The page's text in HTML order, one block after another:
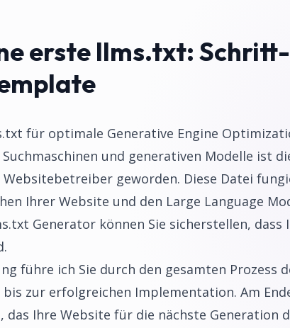
erste llms.txt:
für optimale Generative Engine
und generativen Modelle ist
geworden. Diese Datei
Ihrer Website und den Large Language
Generator können Sie sicherstellen,
führe ich Sie durch den gesamten Prozess
zur erfolgreichen Implementation. Am
das Ihre Website für die nächste Generation